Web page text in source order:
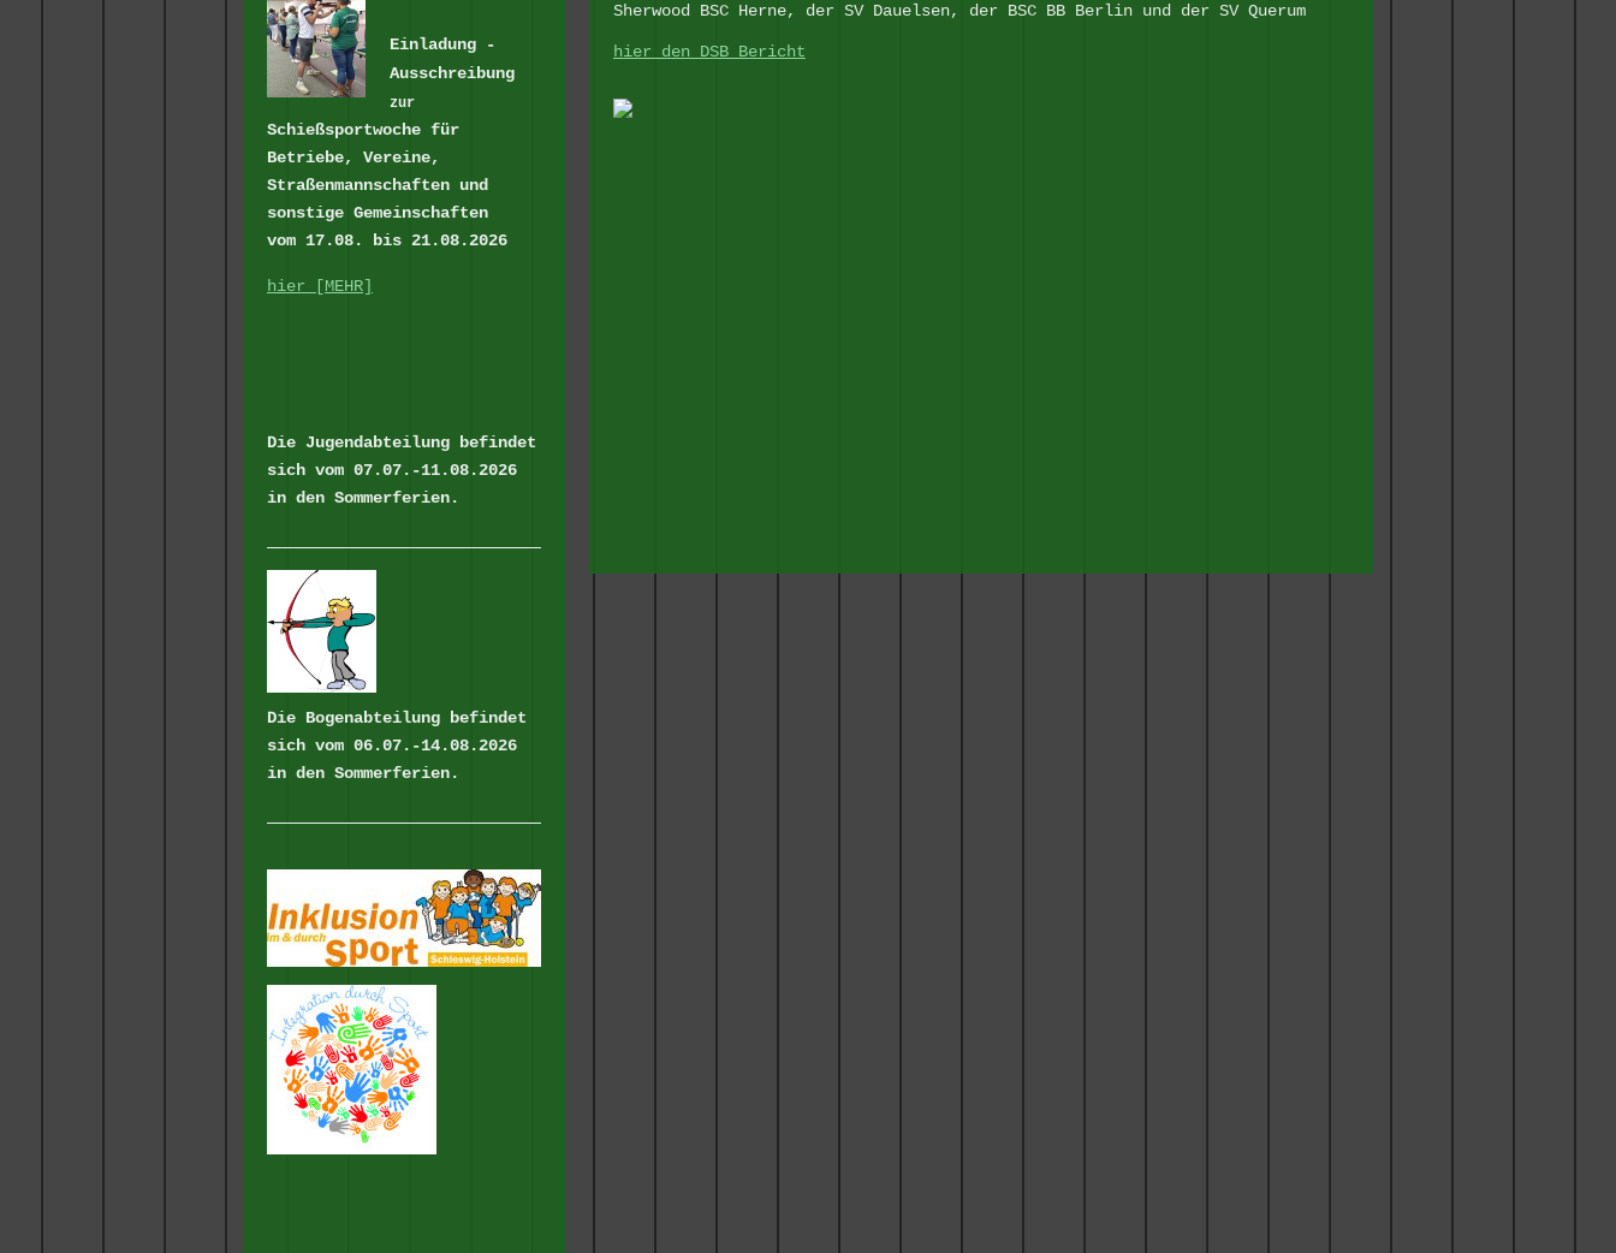
Sherwood BSC Herne, der SV Dauelsen, der BSC BB Berlin und der SV Querum
hier den DSB Bericht
Einladung -
Ausschreibung
zur
Schießsportwoche für
Betriebe, Vereine,
Straßenmannschaften und
sonstige Gemeinschaften
vom 17.08. bis 21.08.2026
hier [MEHR]
Die Jugendabteilung befindet
sich vom 07.07.-11.08.2026
in den Sommerferien.
Die Bogenabteilung befindet
sich vom 06.07.-14.08.2026
in den Sommerferien.